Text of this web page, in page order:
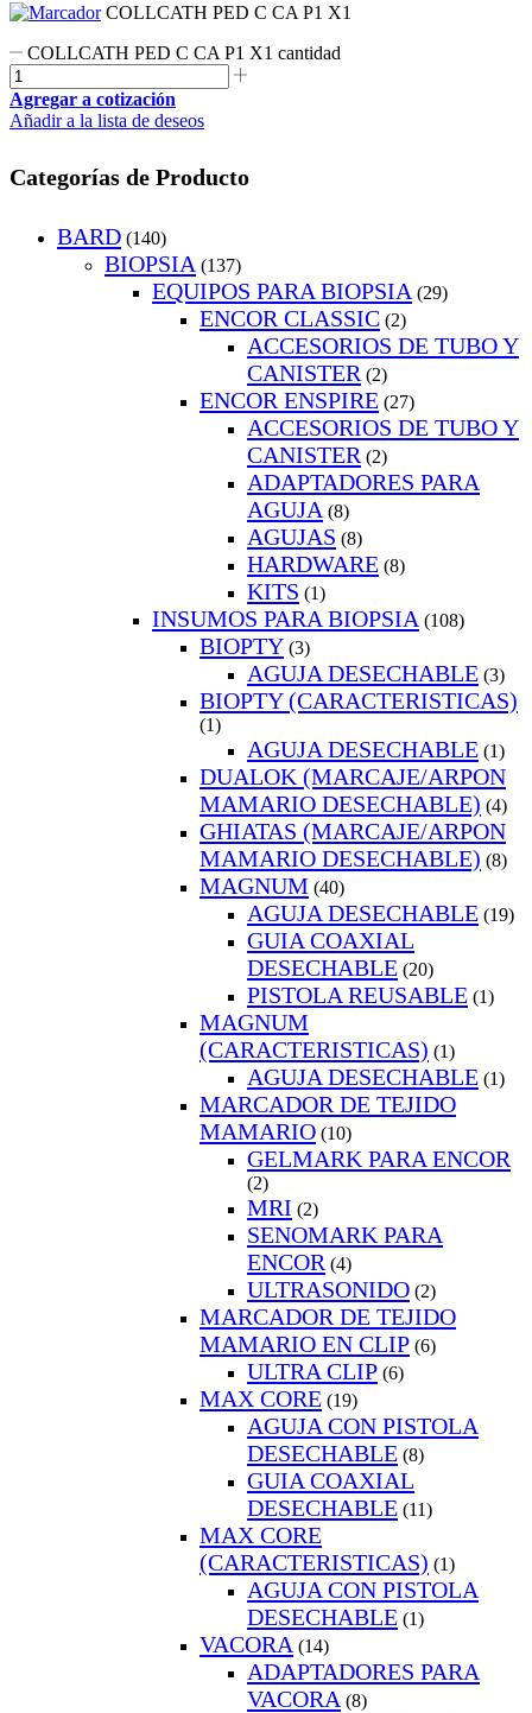
COLLCATH PED C CA P1 X1
COLLCATH PED C CA P1 X1 cantidad
Agregar a cotización
Añadir a la lista de deseos
Categorías de Producto
BARD (140)
BIOPSIA (137)
EQUIPOS PARA BIOPSIA (29)
ENCOR CLASSIC (2)
ACCESORIOS DE TUBO Y
CANISTER (2)
ENCOR ENSPIRE (27)
ACCESORIOS DE TUBO Y
CANISTER (2)
ADAPTADORES PARA
AGUJA (8)
AGUJAS (8)
HARDWARE (8)
KITS (1)
INSUMOS PARA BIOPSIA (108)
BIOPTY (3)
AGUJA DESECHABLE (3)
BIOPTY (CARACTERISTICAS)
(1)
AGUJA DESECHABLE (1)
DUALOK (MARCAJE/ARPON
MAMARIO DESECHABLE) (4)
GHIATAS (MARCAJE/ARPON
MAMARIO DESECHABLE) (8)
MAGNUM (40)
AGUJA DESECHABLE (19)
GUIA COAXIAL
DESECHABLE (20)
PISTOLA REUSABLE (1)
MAGNUM
(CARACTERISTICAS) (1)
AGUJA DESECHABLE (1)
MARCADOR DE TEJIDO
MAMARIO (10)
GELMARK PARA ENCOR
(2)
MRI (2)
SENOMARK PARA
ENCOR (4)
ULTRASONIDO (2)
MARCADOR DE TEJIDO
MAMARIO EN CLIP (6)
ULTRA CLIP (6)
MAX CORE (19)
AGUJA CON PISTOLA
DESECHABLE (8)
GUIA COAXIAL
DESECHABLE (11)
MAX CORE
(CARACTERISTICAS) (1)
AGUJA CON PISTOLA
DESECHABLE (1)
VACORA (14)
ADAPTADORES PARA
VACORA (8)